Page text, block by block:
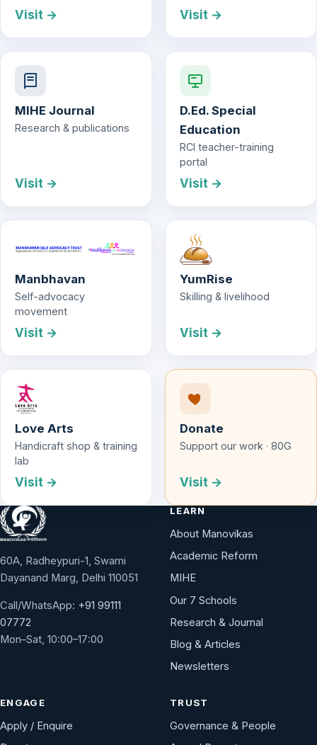
Visit → Visit →
MIHE Journal
Research & publications
Visit →
D.Ed. Special
Education
RCI teacher-training
portal
Visit →
Manbhavan
Self-advocacy
movement
Visit →
YumRise
Skilling & livelihood
Visit →
Love Arts
Handicraft shop & training
lab
Visit →
Donate
Support our work · 80G
Visit →
60A, Radheypuri-1, Swami
Dayanand Marg, Delhi 110051
Call/WhatsApp: +91 99111
07772
Mon–Sat, 10:00–17:00
LEARN
About Manovikas
Academic Reform
MIHE
Our 7 Schools
Research & Journal
Blog & Articles
Newsletters
ENGAGE
Apply / Enquire
TRUST
Governance & People